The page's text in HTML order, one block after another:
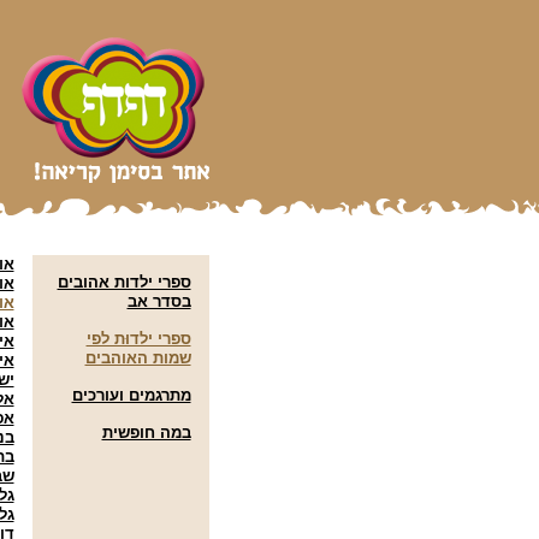
ספרי ילדות אהובים
בסדר אב
ספרי ילדוּת לפי
שמות האוהבים
מתרגמים ועורכים
במה חופשית